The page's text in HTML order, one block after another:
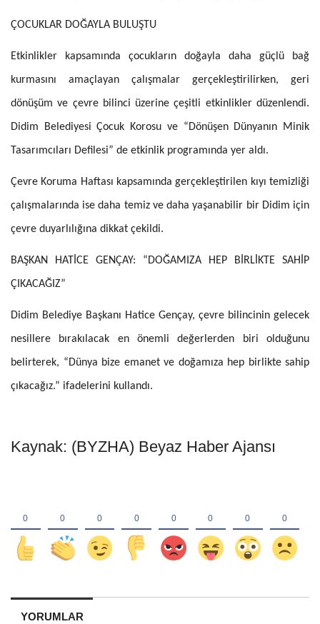
ÇOCUKLAR DOĞAYLA BULUŞTU
Etkinlikler kapsamında çocukların doğayla daha güçlü bağ
kurmasını amaçlayan çalışmalar gerçekleştirilirken, geri
dönüşüm ve çevre bilinci üzerine çeşitli etkinlikler düzenlendi.
Didim Belediyesi Çocuk Korosu ve “Dönüşen Dünyanın Minik
Tasarımcıları Defilesi” de etkinlik programında yer aldı.
Çevre Koruma Haftası kapsamında gerçekleştirilen kıyı temizliği
çalışmalarında ise daha temiz ve daha yaşanabilir bir Didim için
çevre duyarlılığına dikkat çekildi.
BAŞKAN HATİCE GENÇAY: “DOĞAMIZA HEP BİRLİKTE SAHİP
ÇIKACAĞIZ”
Didim Belediye Başkanı Hatice Gençay, çevre bilincinin gelecek
nesillere bırakılacak en önemli değerlerden biri olduğunu
belirterek, “Dünya bize emanet ve doğamıza hep birlikte sahip
çıkacağız.” ifadelerini kullandı.
Kaynak: (BYZHA) Beyaz Haber Ajansı
YORUMLAR